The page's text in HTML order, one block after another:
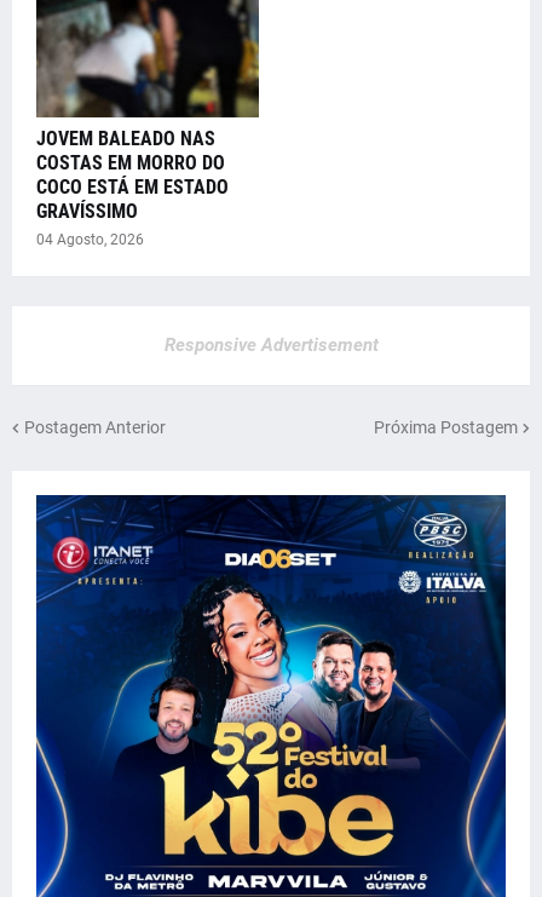
JOVEM BALEADO NAS
COSTAS EM MORRO DO
COCO ESTÁ EM ESTADO
GRAVÍSSIMO
04 Agosto, 2026
Responsive Advertisement
Postagem Anterior Próxima Postagem